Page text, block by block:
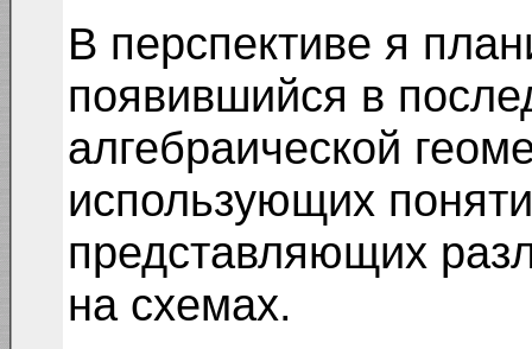
В перспективе я
появившийся в
алгебраической
использующих
представляющих
на схемах.